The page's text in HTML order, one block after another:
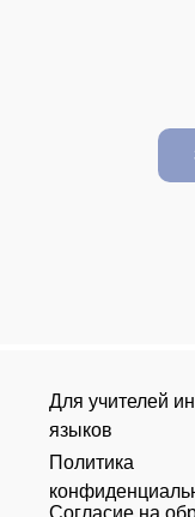
Политика
Для учителей
языков
Согласие на